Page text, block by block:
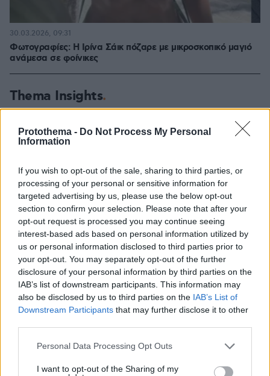
Protothema - Do Not Process My Personal
Information
If you wish to opt-out of the sale, sharing to third parties, or
processing of your personal or sensitive information for
targeted advertising by us, please use the below opt-out
section to confirm your selection. Please note that after your
opt-out request is processed you may continue seeing
interest-based ads based on personal information utilized by
us or personal information disclosed to third parties prior to
your opt-out. You may separately opt-out of the further
disclosure of your personal information by third parties on the
IAB’s list of downstream participants. This information may
also be disclosed by us to third parties on the IAB’s List of
Downstream Participants that may further disclose it to other
Please note that this website/app uses one or more Google
not limited to your visit or usage behaviour. You may click to
Personal Data Processing Opt Outs
I want to opt-out of the Sharing of my
Φωτογραφίες: Η Ιρίνα Σάικ πόζαρε με μικροσκοπικό μαγιό
ανάμεσα σε φοίνικες
30.03.2026, 09:31
Thema Insights
06.08.2026, 10:52